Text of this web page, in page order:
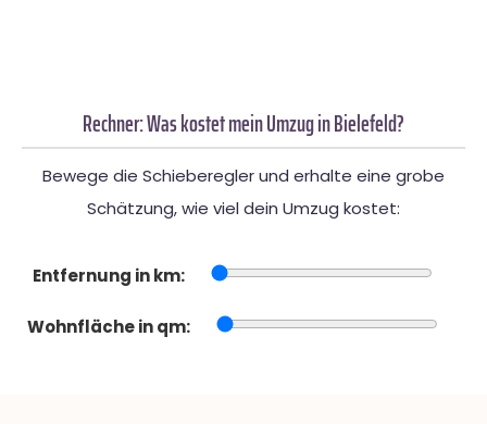
Rechner: Was kostet mein Umzug in Bielefeld?
Bewege die Schieberegler und erhalte eine grobe
Schätzung, wie viel dein Umzug kostet:
Entfernung in km:
Wohnfläche in qm: